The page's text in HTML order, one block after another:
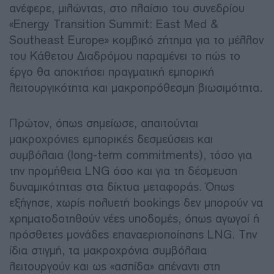
ανέφερε, μιλώντας, στο πλαίσιο του συνεδρίου
«Energy Transition Summit: East Med &
Southeast Europe» κομβικό ζήτημα για το μέλλον
του Κάθετου Διαδρόμου παραμένει το πώς το
έργο θα αποκτήσει πραγματική εμπορική
λειτουργικότητα και μακροπρόθεσμη βιωσιμότητα.
Πρώτον, όπως σημείωσε, απαιτούνται
μακροχρόνιες εμπορικές δεσμεύσεις και
συμβόλαια (long-term commitments), τόσο για
την προμήθεια LNG όσο και για τη δέσμευση
δυναμικότητας στα δίκτυα μεταφοράς. Όπως
εξήγησε, χωρίς πολυετή bookings δεν μπορούν να
χρηματοδοτηθούν νέες υποδομές, όπως αγωγοί ή
πρόσθετες μονάδες επαναεριοποίησης LNG. Την
ίδια στιγμή, τα μακροχρόνια συμβόλαια
λειτουργούν και ως «ασπίδα» απέναντι στη